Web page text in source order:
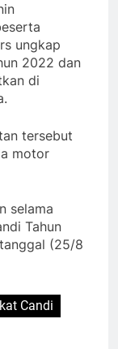
ungkap
2022 dan
di
tersebut
motor
selama
Tahun
(25/8
Candi